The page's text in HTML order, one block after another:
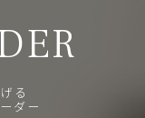
る
ダー